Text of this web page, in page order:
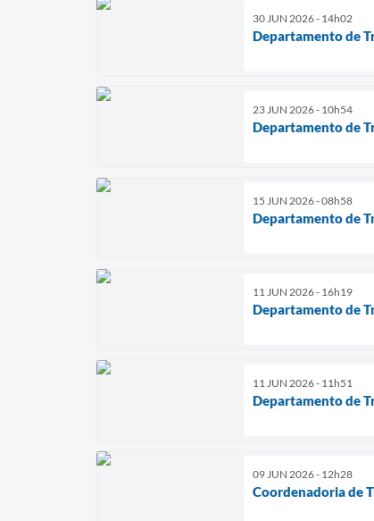
30 JUN 2026 - 14h02
Departamento de
23 JUN 2026 - 10h54
Departamento de
15 JUN 2026 - 08h58
Departamento de
11 JUN 2026 - 16h19
Departamento de
11 JUN 2026 - 11h51
Departamento de
09 JUN 2026 - 12h28
Coordenadoria de